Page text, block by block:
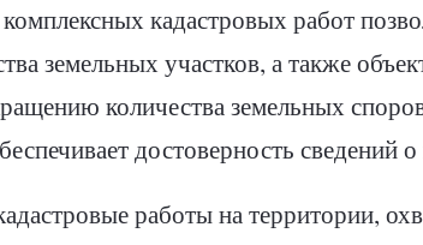
кадастровых работ
земельных участков, а также
количества земельных
достоверность сведений
работы на территории,